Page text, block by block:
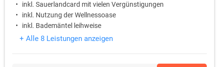
inkl. Sauerlandcard mit vielen Vergünstigungen
inkl. Nutzung der Wellnessoase
inkl. Bademäntel leihweise
+ Alle 8 Leistungen anzeigen